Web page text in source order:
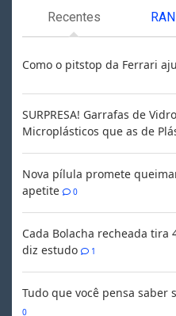
Recentes
Como o pitstop da Ferrari
SURPRESA! Garrafas de
Microplásticos que as de
Nova pílula promete
apetite
0
Cada Bolacha recheada tira
diz estudo
1
Tudo que você pensa saber
0